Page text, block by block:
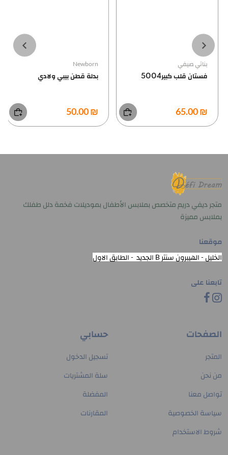
بناتي صيفي
فستان قلب كبير5004
₪ 65.00
Newborn
بدلة قطن بيبي ولادي
₪ 50.00
متجر ديفي دريم متخصص بملابس الأطفال بموديلات فخمة دلل طفلك
بملابس مميزة
موقعنا
الخليل - الهيبرون سنتر B الجديد - الطابق الاول
تابعنا على
الصفحات
المتجر
من نحن
تواصل معنا
سياسة الخصوصية
شروط الاستخدام
حسابي
تسجيل الدخول
سلة المشتريات
المفضلة
المقارنات